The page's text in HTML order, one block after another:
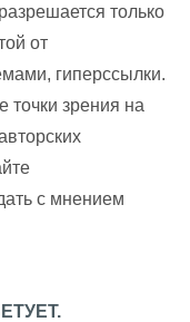
только
от
гиперссылки.
точки зрения на
с мнением